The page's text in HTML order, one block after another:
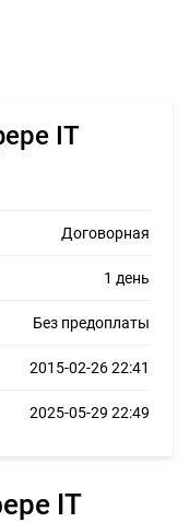
IT
Договорная
1 день
Без предоплаты
2015-02-26 22:41
2025-05-29 22:49
IT